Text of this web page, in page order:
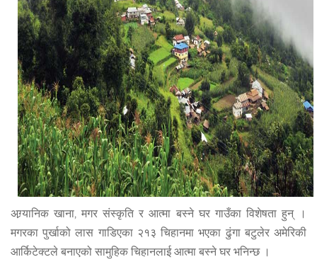
अग्र्यानिक खाना, मगर संस्कृति र आत्मा बस्ने घर गाउँका विशेषता हुन् ।
मगरका पुर्खाको लास गाडिएका २१३ चिहानमा भएका ढुंगा बटुलेर अमेरिकी
आर्किटेक्टले बनाएको सामुहिक चिहानलाई आत्मा बस्ने घर भनिन्छ ।